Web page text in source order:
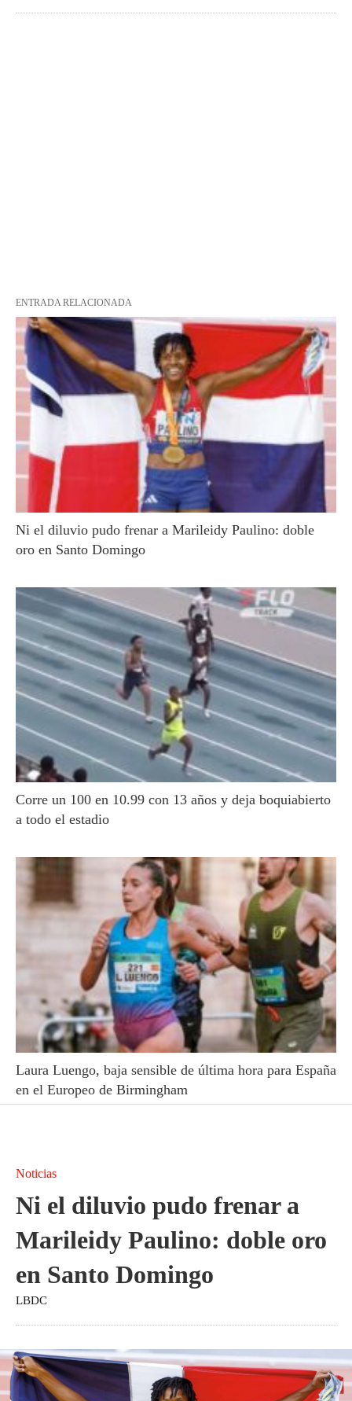
ENTRADA RELACIONADA
Ni el diluvio pudo frenar a Marileidy Paulino: doble
oro en Santo Domingo
Corre un 100 en 10.99 con 13 años y deja boquiabierto
a todo el estadio
Laura Luengo, baja sensible de última hora para España
en el Europeo de Birmingham